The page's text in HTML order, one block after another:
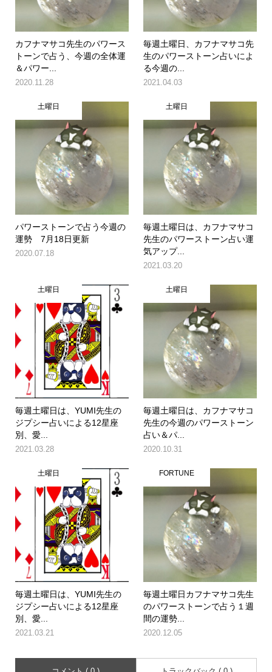
カフナマサコ先生のパワース
トーンで占う、今週の全体運
＆パワー...
2020.11.28
毎週土曜日、カフナマサコ先
生のパワーストーン占いによ
る今週の...
2021.04.03
土曜日
パワーストーンで占う今週の
運勢 7月18日更新
2020.07.18
土曜日
毎週土曜日は、カフナマサコ
先生のパワーストーン占い運
気アップ...
2021.03.20
土曜日
毎週土曜日は、YUMI先生の
ジプシー占いによる12星座
別、愛...
2021.03.28
土曜日
毎週土曜日は、カフナマサコ
先生の今週のパワーストーン
占い＆パ...
2020.10.31
土曜日
毎週土曜日は、YUMI先生の
ジプシー占いによる12星座
別、愛...
2021.03.21
FORTUNE
毎週土曜日カフナマサコ先生
のパワーストーンで占う１週
間の運勢...
2020.12.05